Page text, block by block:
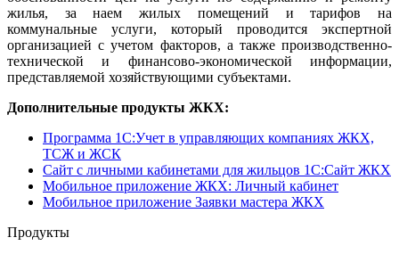
жилья, за наем жилых помещений и тарифов на
коммунальные услуги, который проводится экспертной
организацией с учетом факторов, а также производственно-
технической и финансово-экономической информации,
представляемой хозяйствующими субъектами.
Дополнительные продукты ЖКХ:
Программа 1C:Учет в управляющих компаниях ЖКХ,
ТСЖ и ЖСК
Сайт с личными кабинетами для жильцов 1С:Сайт ЖКХ
Мобильное приложение ЖКХ: Личный кабинет
Мобильное приложение Заявки мастера ЖКХ
Продукты